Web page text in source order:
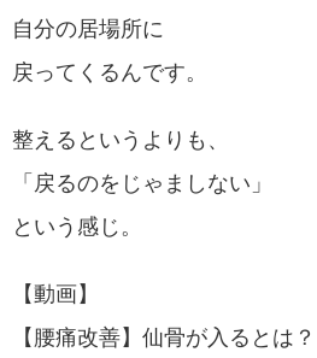
自分の居場所に
戻ってくるんです。
整えるというよりも、
「戻るのをじゃましない」
という感じ。
【動画】
【腰痛改善】仙骨が入るとは